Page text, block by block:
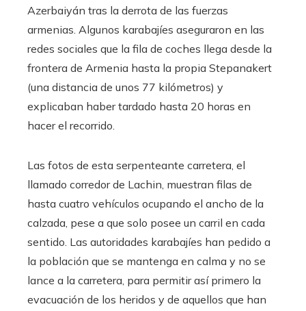
Azerbaiyán tras la derrota de las fuerzas
armenias. Algunos karabajíes aseguraron en las
redes sociales que la fila de coches llega desde la
frontera de Armenia hasta la propia Stepanakert
(una distancia de unos 77 kilómetros) y
explicaban haber tardado hasta 20 horas en
hacer el recorrido.
Las fotos de esta serpenteante carretera, el
llamado corredor de Lachin, muestran filas de
hasta cuatro vehículos ocupando el ancho de la
calzada, pese a que solo posee un carril en cada
sentido. Las autoridades karabajíes han pedido a
la población que se mantenga en calma y no se
lance a la carretera, para permitir así primero la
evacuación de los heridos y de aquellos que han